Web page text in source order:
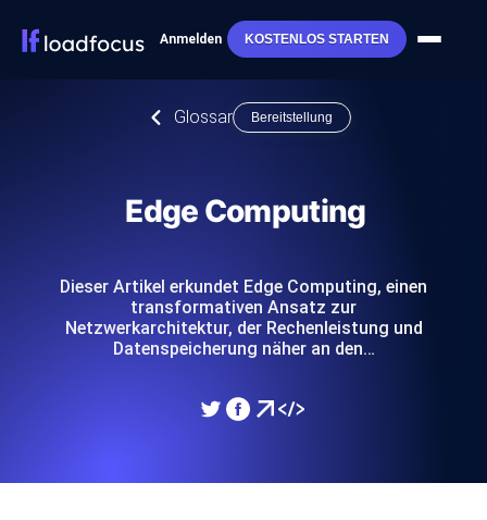
Anmelden KOSTENLOS STARTEN
Glossar Bereitstellung
Edge Computing
Dieser Artikel erkundet Edge Computing, einen
transformativen Ansatz zur
Netzwerkarchitektur, der Rechenleistung und
Datenspeicherung näher an den…